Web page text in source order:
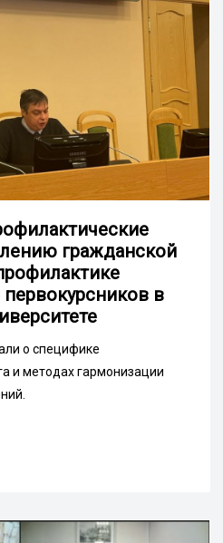
гражданской
в
о специфике
и методах гармонизации